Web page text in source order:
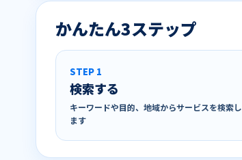
かんたん3ステップ
STEP 1
検索する
キーワードや目的、地域からサービスを検索し
ます